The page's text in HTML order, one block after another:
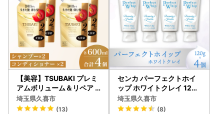
【美容】TSUBAKI プレミ
アムボリューム＆リペア
つめかえ用 600ml 4個 |
美容 シャンプー
埼玉県久喜市
(13)
センカ パーフェクトホイ
ップ ホワイトクレイ 120g
4個 | 美容 洗顔
埼玉県久喜市
(8)